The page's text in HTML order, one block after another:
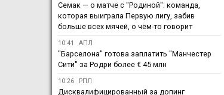
Семак — о матче с "Родиной": команда,
которая выиграла Первую лигу, забив
больше всех мячей, о чём-то говорит
10:41 АПЛ
"Барселона" готова заплатить "Манчестер
Сити" за Родри более € 45 млн
10:26 РПЛ
Дисквалифицированный за допинг